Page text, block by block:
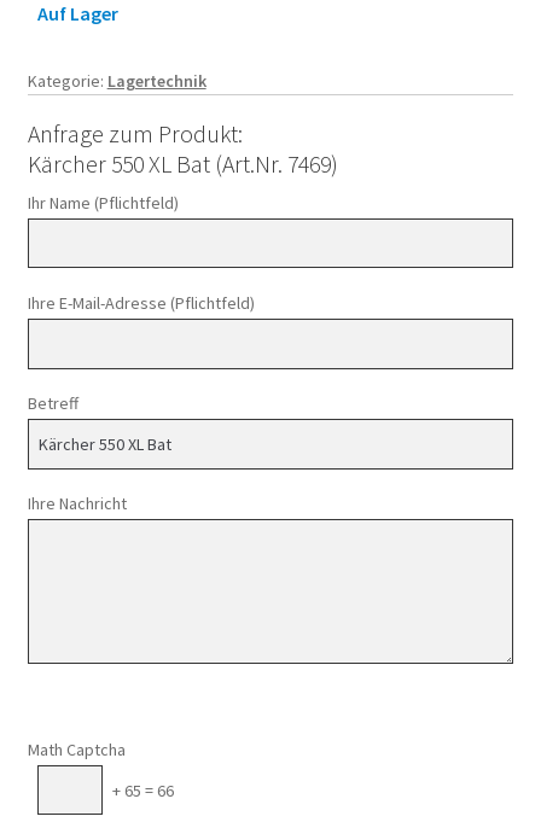
Auf Lager
Kategorie: Lagertechnik
Anfrage zum Produkt:
Kärcher 550 XL Bat (Art.Nr. 7469)
Ihr Name (Pflichtfeld)
Ihre E-Mail-Adresse (Pflichtfeld)
Betreff
Ihre Nachricht
Math Captcha
+ 65 = 66